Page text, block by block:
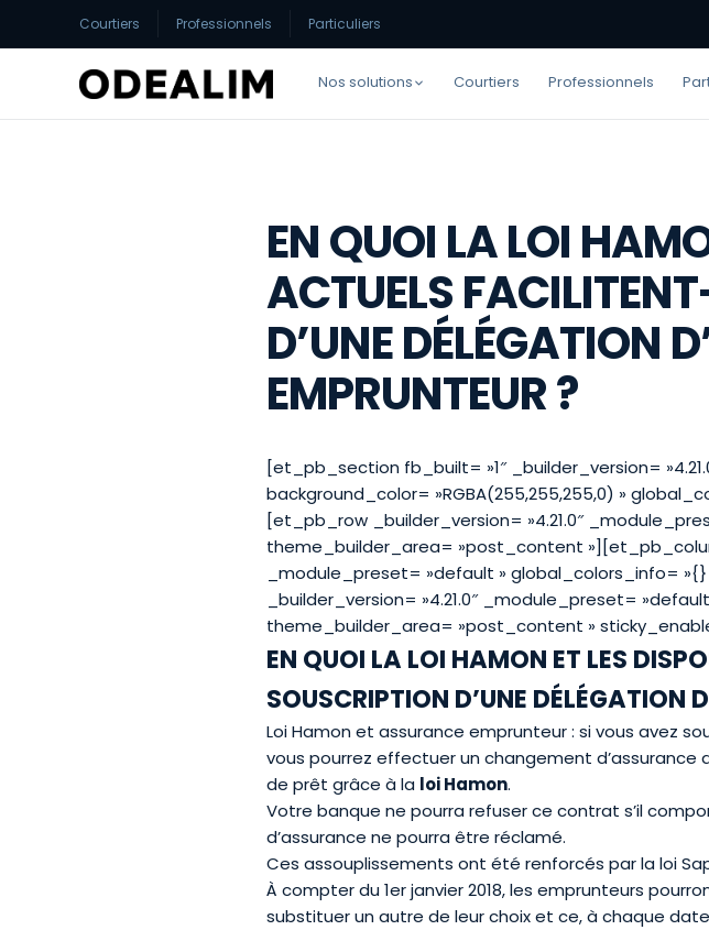
Courtiers Professionnels Particuliers
Nos solutions Courtiers Professionnels
EN QUOI LA LOI
ACTUELS
D’UNE DÉLÉGATION
EMPRUNTEUR ?
[et_pb_section fb_built= »1″ _builder_version=
background_color= »RGBA(255,255,255,0) »
[et_pb_row _builder_version= »4.21.0″
theme_builder_area= »post_content
_module_preset= »default » global_colors_info=
_builder_version= »4.21.0″ _module_preset=
theme_builder_area= »post_content »
EN QUOI LA LOI HAMON ET LES
SOUSCRIPTION D’UNE DÉLÉGATION
Loi Hamon et assurance emprunteur : si vous avez
vous pourrez effectuer un changement d’assurance
de prêt grâce à la loi Hamon.
Votre banque ne pourra refuser ce contrat s’il
d’assurance ne pourra être réclamé.
Ces assouplissements ont été renforcés par la loi
À compter du 1er janvier 2018, les emprunteurs
substituer un autre de leur choix et ce, à chaque